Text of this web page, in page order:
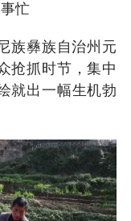
忙
族彝族自治州元
抢抓时节，集中
就出一幅生机勃